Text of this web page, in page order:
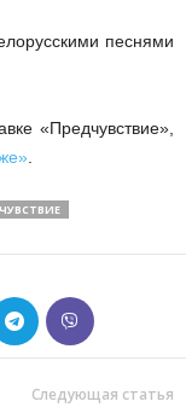
песнями
«Предчувствие»,
Следующая статья